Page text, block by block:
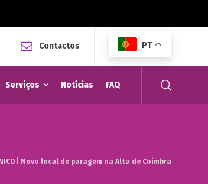
Contactos PT
Serviços Notícias FAQ
| Novo local de paragem na Alta de Coimbra